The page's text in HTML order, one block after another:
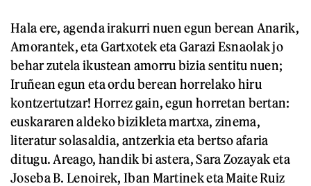
Hala ere, agenda irakurri nuen egun berean Anarik,
Amorantek, eta Gartxotek eta Garazi Esnaolak jo
behar zutela ikustean amorru bizia sentitu nuen;
Iruñean egun eta ordu berean horrelako hiru
kontzertutzar! Horrez gain, egun horretan bertan:
euskararen aldeko bizikleta martxa, zinema,
literatur solasaldia, antzerkia eta bertso afaria
ditugu. Areago, handik bi astera, Sara Zozayak eta
Joseba B. Lenoirek, Iban Martinek eta Maite Ruiz